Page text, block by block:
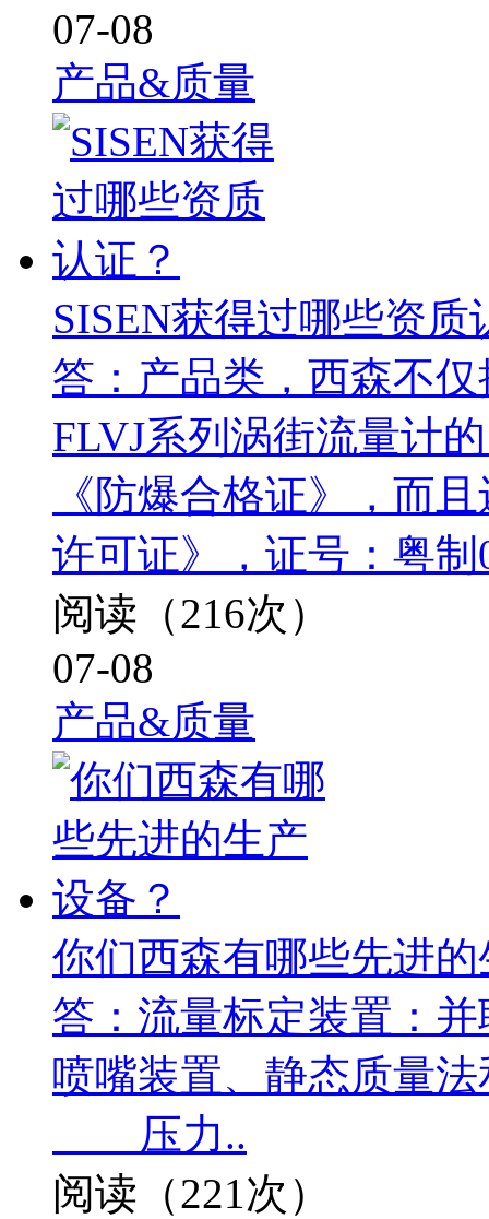
07-08
产品&质量
SISEN获得过哪些资质
答：产品类，西森不
FLVJ系列涡街流量计
《防爆合格证》，而
许可证》，证号：粤制
阅读（216次）
07-08
产品&质量
你们西森有哪些先进
答：流量标定装置：
喷嘴装置、静态质量
压力..
阅读（221次）